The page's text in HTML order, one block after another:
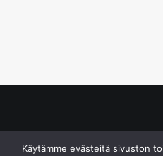
Käytämme evästeitä sivuston